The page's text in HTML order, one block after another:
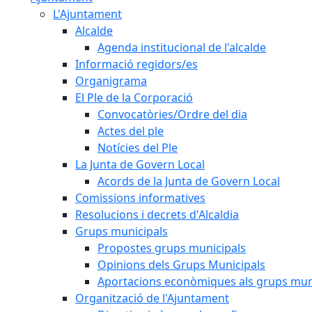
L'Ajuntament
Alcalde
Agenda institucional de l'alcalde
Informació regidors/es
Organigrama
El Ple de la Corporació
Convocatòries/Ordre del dia
Actes del ple
Notícies del Ple
La Junta de Govern Local
Acords de la Junta de Govern Local
Comissions informatives
Resolucions i decrets d'Alcaldia
Grups municipals
Propostes grups municipals
Opinions dels Grups Municipals
Aportacions econòmiques als grups
Organització de l'Ajuntament